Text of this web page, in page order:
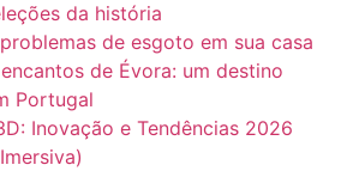
da história
de esgoto em sua casa
de Évora: um destino
Portugal
Inovação e Tendências 2026